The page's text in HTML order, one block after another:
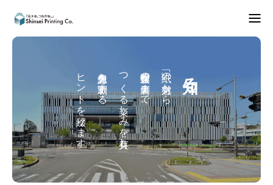
データご入稿
事業内容
お問合せ
知る
「紙」の魅力から、
製作過程の裏側まで。
つくる楽しみを共有し、
想像力を刺激する、
ヒントを綴ります。